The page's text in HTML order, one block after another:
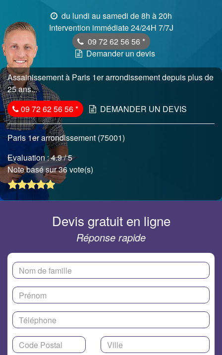
du lundi au samedi de 8h à 20h
Intervention immédiate 24/24H 7/7J
09 72 62 56 56 *
Demander un devis
Assainissement à Paris 1er arrondissement depuis plus de
25 ans...
09 72 62 56 56* DEMANDER UN DEVIS
Paris 1er arrondissement (75001)
Evaluation :4.9/ 5
Note basé sur 36 vote(s)
Devis gratuit en ligne
Réponse rapide